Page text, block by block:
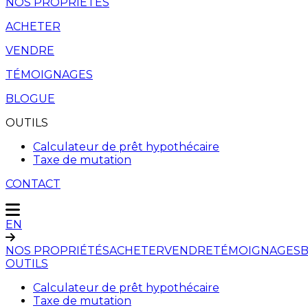
ACHETER
VENDRE
TÉMOIGNAGES
BLOGUE
OUTILS
Calculateur de prêt hypothécaire
Taxe de mutation
CONTACT
EN
NOS PROPRIÉTÉSACHETERVENDRETÉMOIGNAGES
OUTILS
Calculateur de prêt hypothécaire
Taxe de mutation